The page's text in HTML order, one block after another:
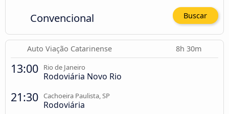
Convencional Buscar
Auto Viação Catarinense 8h 30m
13:00 Rio de Janeiro
Rodoviária Novo Rio
21:30 Cachoeira Paulista, SP
Rodoviária